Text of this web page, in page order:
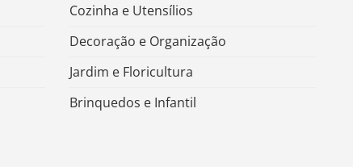
Cozinha e Utensílios
Decoração e Organização
Jardim e Floricultura
Brinquedos e Infantil